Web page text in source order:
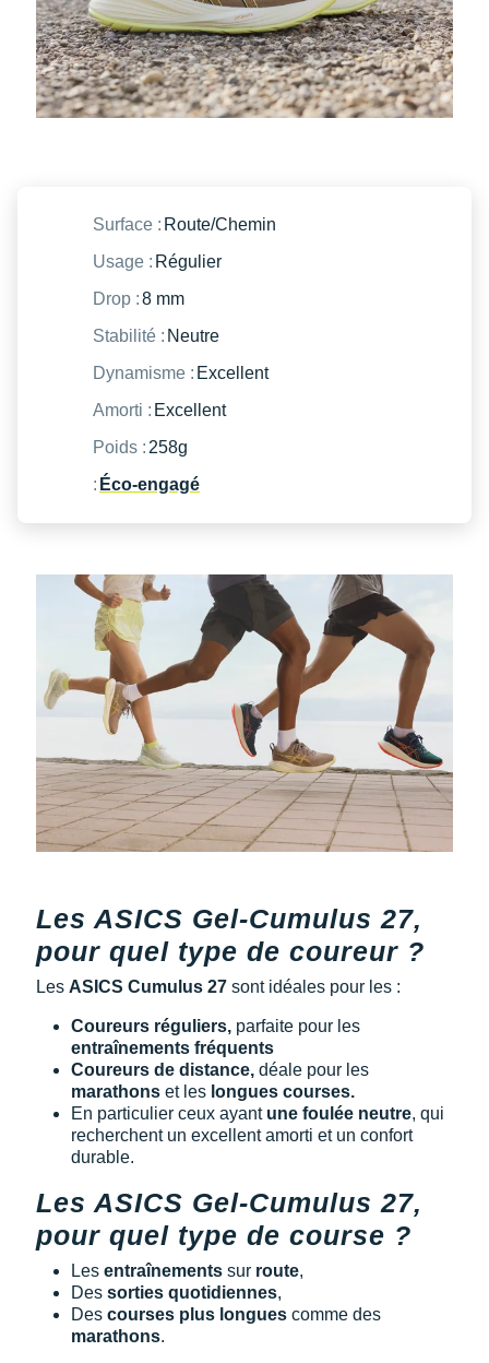
Surface : Route/Chemin
Usage : Régulier
Drop :8 mm
Stabilité : Neutre
Dynamisme : Excellent
Amorti : Excellent
Poids : 258g
: Éco-engagé
Les ASICS Gel-Cumulus 27,
pour quel type de coureur ?
Les ASICS Cumulus 27 sont idéales pour les :
Coureurs réguliers, parfaite pour les
entraînements fréquents
Coureurs de distance, déale pour les
marathons et les longues courses.
En particulier ceux ayant une foulée neutre, qui
recherchent un excellent amorti et un confort
durable.
Les ASICS Gel-Cumulus 27,
pour quel type de course ?
Les entraînements sur route,
Des sorties quotidiennes,
Des courses plus longues comme des
marathons.
Saucony
Saxx
Scarpa
Ta Energy
The North Face
Thuasne
Under Armour
Withings
X-Socks
+ Voir toutes les marques